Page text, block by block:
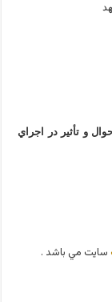
و تأثير در اجراي
سايت مي باشد .